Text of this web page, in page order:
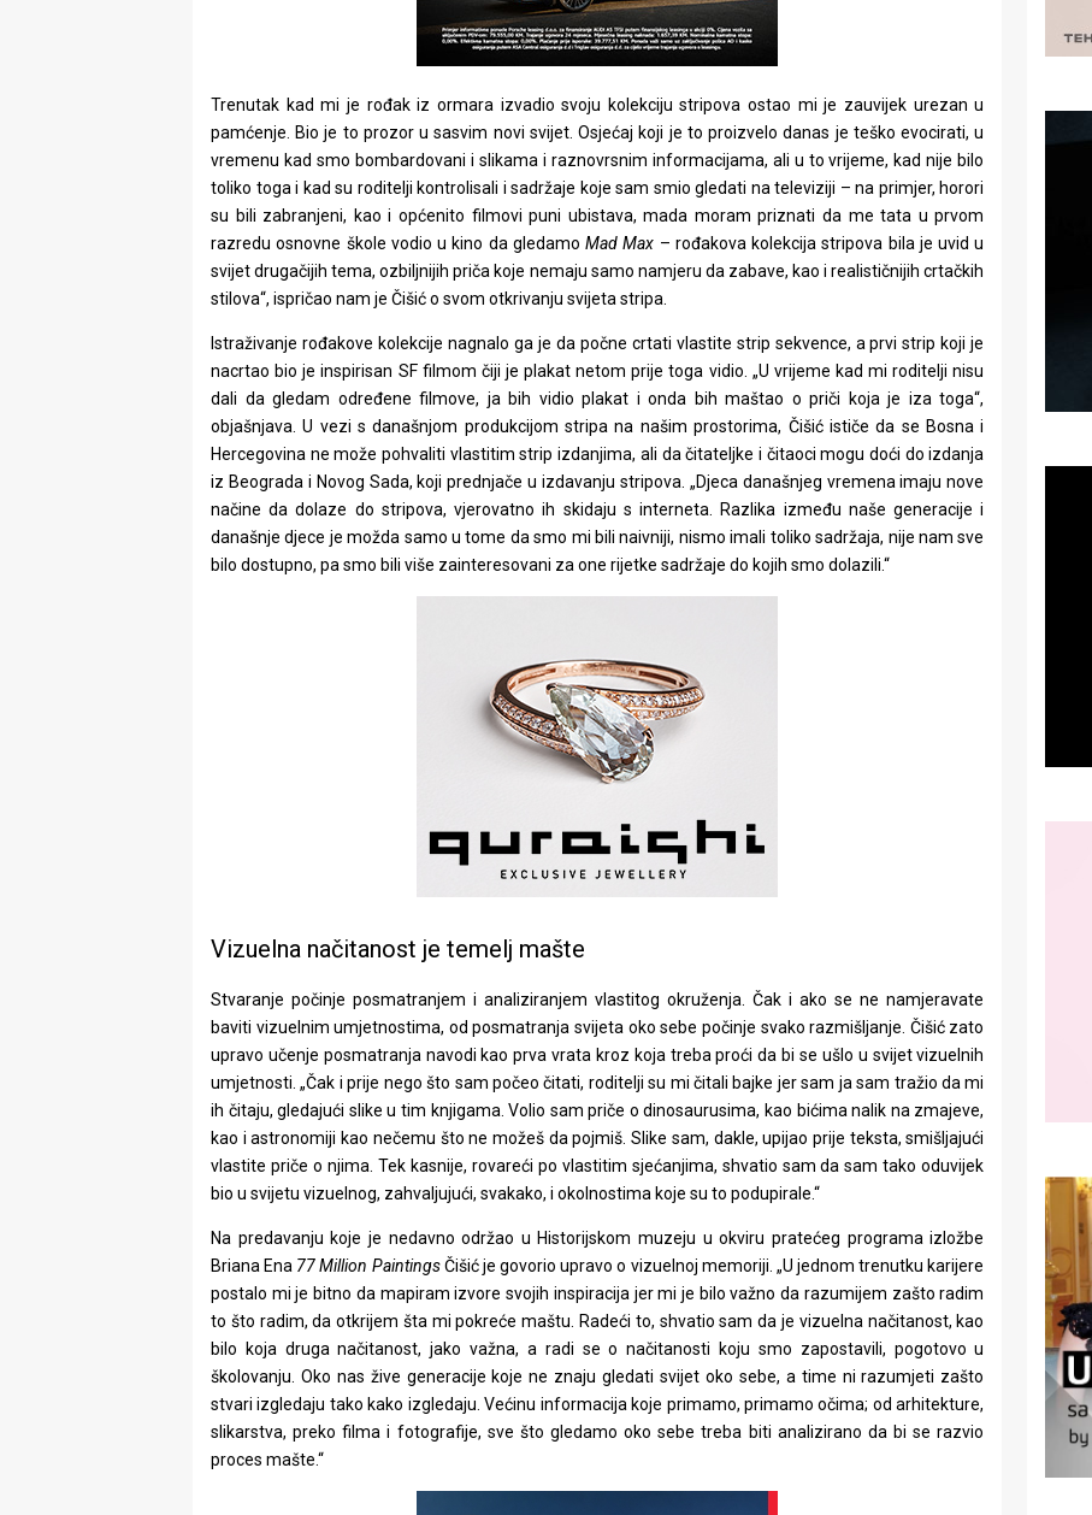
Trenutak kad mi je rođak iz ormara izvadio svoju kolekciju stripova ostao mi je zauvijek urezan u
pamćenje. Bio je to prozor u sasvim novi svijet. Osjećaj koji je to proizvelo danas je teško evocirati, u
vremenu kad smo bombardovani i slikama i raznovrsnim informacijama, ali u to vrijeme, kad nije bilo
toliko toga i kad su roditelji kontrolisali i sadržaje koje sam smio gledati na televiziji – na primjer, horori
su bili zabranjeni, kao i općenito filmovi puni ubistava, mada moram priznati da me tata u prvom
razredu osnovne škole vodio u kino da gledamoMad Max – rođakova kolekcija stripova bila je uvid u
svijet drugačijih tema, ozbiljnijih priča koje nemaju samo namjeru da zabave, kao i realističnijih crtačkih
stilova“, ispričao nam je Čišić o svom otkrivanju svijeta stripa.
Istraživanje rođakove kolekcije nagnalo ga je da počne crtati vlastite strip sekvence, a prvi strip koji je
nacrtao bio je inspirisan SF filmom čiji je plakat netom prije toga vidio. „U vrijeme kad mi roditelji nisu
dali da gledam određene filmove, ja bih vidio plakat i onda bih maštao o priči koja je iza toga“,
objašnjava. U vezi s današnjom produkcijom stripa na našim prostorima, Čišić ističe da se Bosna i
Hercegovina ne može pohvaliti vlastitim strip izdanjima, ali da čitateljke i čitaoci mogu doći do izdanja
iz Beograda i Novog Sada, koji prednjače u izdavanju stripova. „Djeca današnjeg vremena imaju nove
načine da dolaze do stripova, vjerovatno ih skidaju s interneta. Razlika između naše generacije i
današnje djece je možda samo u tome da smo mi bili naivniji, nismo imali toliko sadržaja, nije nam sve
bilo dostupno, pa smo bili više zainteresovani za one rijetke sadržaje do kojih smo dolazili.“
Vizuelna načitanost je temelj mašte
Stvaranje počinje posmatranjem i analiziranjem vlastitog okruženja. Čak i ako se ne namjeravate
baviti vizuelnim umjetnostima, od posmatranja svijeta oko sebe počinje svako razmišljanje. Čišić zato
upravo učenje posmatranja navodi kao prva vrata kroz koja treba proći da bi se ušlo u svijet vizuelnih
umjetnosti. „Čak i prije nego što sam počeo čitati, roditelji su mi čitali bajke jer sam ja sam tražio da mi
ih čitaju, gledajući slike u tim knjigama. Volio sam priče o dinosaurusima, kao bićima nalik na zmajeve,
kao i astronomiji kao nečemu što ne možeš da pojmiš. Slike sam, dakle, upijao prije teksta, smišljajući
vlastite priče o njima. Tek kasnije, rovareći po vlastitim sjećanjima, shvatio sam da sam tako oduvijek
bio u svijetu vizuelnog, zahvaljujući, svakako, i okolnostima koje su to podupirale.“
Na predavanju koje je nedavno održao u Historijskom muzeju u okviru pratećeg programa izložbe
Briana Ena 77 Million PaintingsČišić je govorio upravo o vizuelnoj memoriji. „U jednom trenutku karijere
postalo mi je bitno da mapiram izvore svojih inspiracija jer mi je bilo važno da razumijem zašto radim
to što radim, da otkrijem šta mi pokreće maštu. Radeći to, shvatio sam da je vizuelna načitanost, kao
bilo koja druga načitanost, jako važna, a radi se o načitanosti koju smo zapostavili, pogotovo u
školovanju. Oko nas žive generacije koje ne znaju gledati svijet oko sebe, a time ni razumjeti zašto
stvari izgledaju tako kako izgledaju. Većinu informacija koje primamo, primamo očima; od arhitekture,
slikarstva, preko filma i fotografije, sve što gledamo oko sebe treba biti analizirano da bi se razvio
proces mašte.“